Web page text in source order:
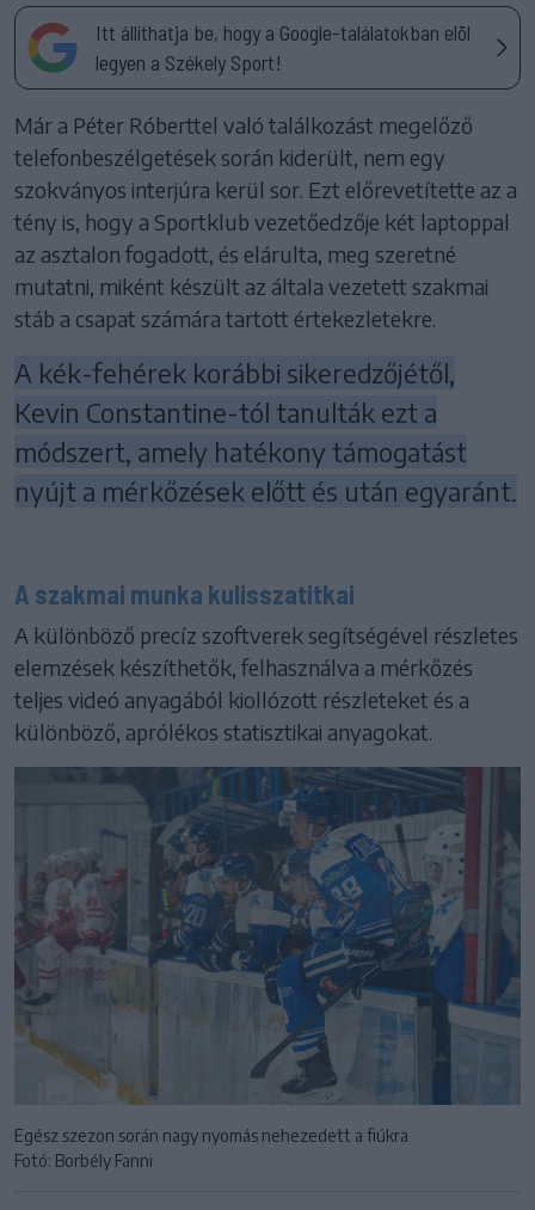
Itt állíthatja be, hogy a Google-találatokban elöl
legyen a Székely Sport!
Már a Péter Róberttel való találkozást megelőző
telefonbeszélgetések során kiderült, nem egy
szokványos interjúra kerül sor. Ezt előrevetítette az a
tény is, hogy a Sportklub vezetőedzője két laptoppal
az asztalon fogadott, és elárulta, meg szeretné
mutatni, miként készült az általa vezetett szakmai
stáb a csapat számára tartott értekezletekre.
A kék-fehérek korábbi sikeredzőjétől,
Kevin Constantine-tól tanulták ezt a
módszert, amely hatékony támogatást
nyújt a mérkőzések előtt és után egyaránt.
A szakmai munka kulisszatitkai
A különböző precíz szoftverek segítségével részletes
elemzések készíthetők, felhasználva a mérkőzés
teljes videó anyagából kiollózott részleteket és a
különböző, aprólékos statisztikai anyagokat.
Egész szezon során nagy nyomás nehezedett a fiúkra
Fotó: Borbély Fanni